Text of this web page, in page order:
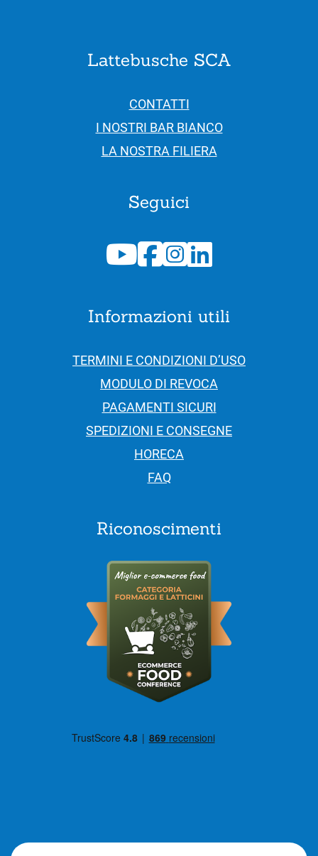
Lattebusche SCA
CONTATTI
I NOSTRI BAR BIANCO
LA NOSTRA FILIERA
Seguici
Informazioni utili
TERMINI E CONDIZIONI D’USO
MODULO DI REVOCA
PAGAMENTI SICURI
SPEDIZIONI E CONSEGNE
HORECA
FAQ
Riconoscimenti